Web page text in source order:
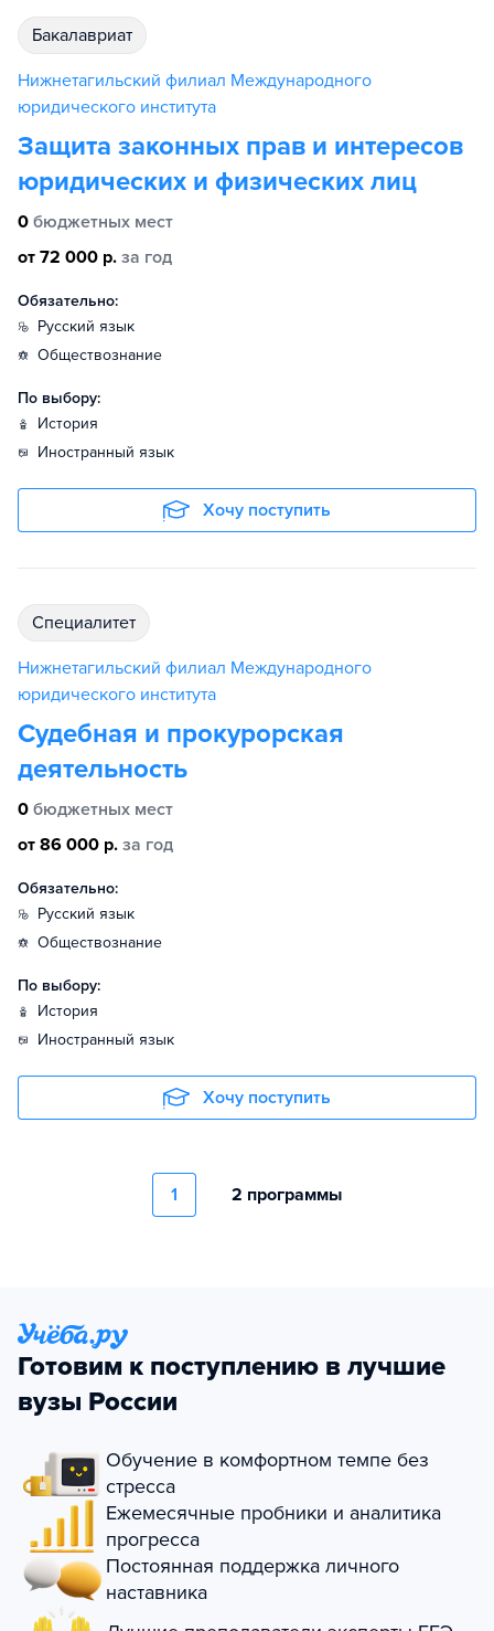
бакалавриат
Нижнетагильский филиал Международного
юридического института
Защита законных прав и интересов
юридических и физических лиц
0 бюджетных мест
от 72 000 р. за год
Обязательно:
русский язык
обществознание
По выбору:
история
иностранный язык
Хочу поступить
специалитет
Нижнетагильский филиал Международного
юридического института
Судебная и прокурорская
деятельность
0 бюджетных мест
от 86 000 р. за год
Обязательно:
русский язык
обществознание
По выбору:
история
иностранный язык
Хочу поступить
1 2 программы
Готовим к поступлению в лучшие
вузы России
Обучение в комфортном темпе без
стресса
Ежемесячные пробники и аналитика
прогресса
Постоянная поддержка личного
наставника